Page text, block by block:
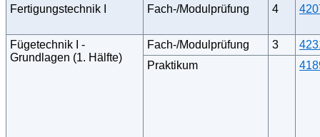
Fertigungstechnik I
Fach-/Modulprüfung 4
Fügetechnik I -
Grundlagen (1. Hälfte)
Fach-/Modulprüfung 3
Praktikum